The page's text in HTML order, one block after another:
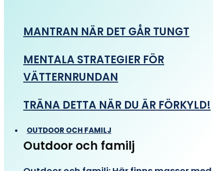
MANTRAN NÄR DET GÅR TUNGT
MENTALA STRATEGIER FÖR
VÄTTERNRUNDAN
TRÄNA DETTA NÄR DU ÄR FÖRKYLD!
OUTDOOR OCH FAMILJ
Outdoor och familj